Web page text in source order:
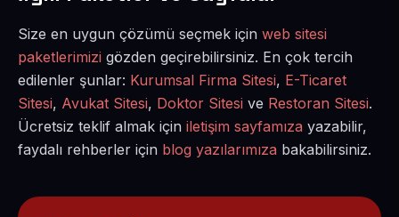
Size en uygun çözümü seçmek için web sitesi
paketlerimizi gözden geçirebilirsiniz. En çok tercih
edilenler şunlar: Kurumsal Firma Sitesi, E-Ticaret
Sitesi, Avukat Sitesi, Doktor Sitesi ve Restoran Sitesi.
Ücretsiz teklif almak için iletişim sayfamıza yazabilir,
faydalı rehberler için blog yazılarımıza bakabilirsiniz.